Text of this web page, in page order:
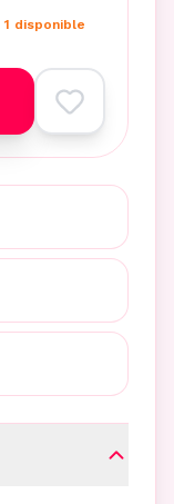
1 disponible